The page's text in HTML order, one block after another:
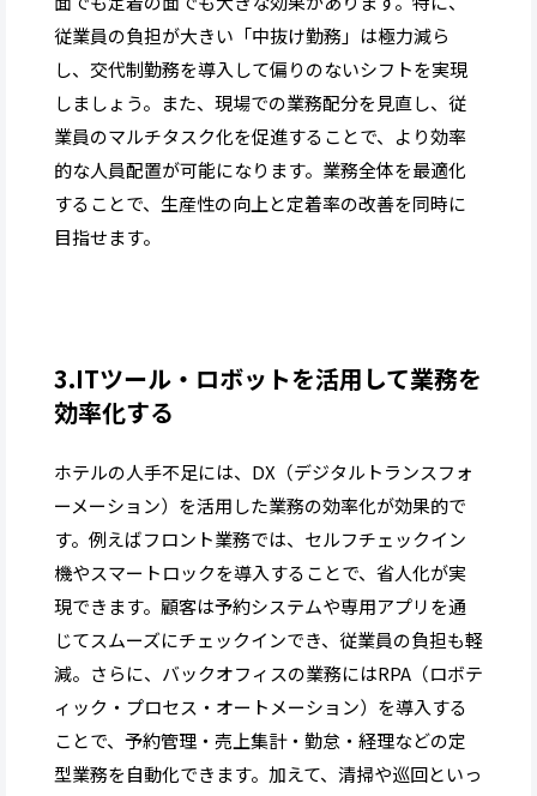
従業員の負担が大きい「中抜け勤務」は極力減ら
し、交代制勤務を導入して偏りのないシフトを実現
しましょう。また、現場での業務配分を見直し、従
業員のマルチタスク化を促進することで、より効率
的な人員配置が可能になります。業務全体を最適化
することで、生産性の向上と定着率の改善を同時に
目指せます。
3.ITツール・ロボットを活用して業務を
効率化する
ホテルの人手不足には、DX（デジタルトランスフォ
ーメーション）を活用した業務の効率化が効果的で
す。例えばフロント業務では、セルフチェックイン
機やスマートロックを導入することで、省人化が実
現できます。顧客は予約システムや専用アプリを通
じてスムーズにチェックインでき、従業員の負担も軽
減。さらに、バックオフィスの業務にはRPA（ロボテ
ィック・プロセス・オートメーション）を導入する
ことで、予約管理・売上集計・勤怠・経理などの定
型業務を自動化できます。加えて、清掃や巡回といっ